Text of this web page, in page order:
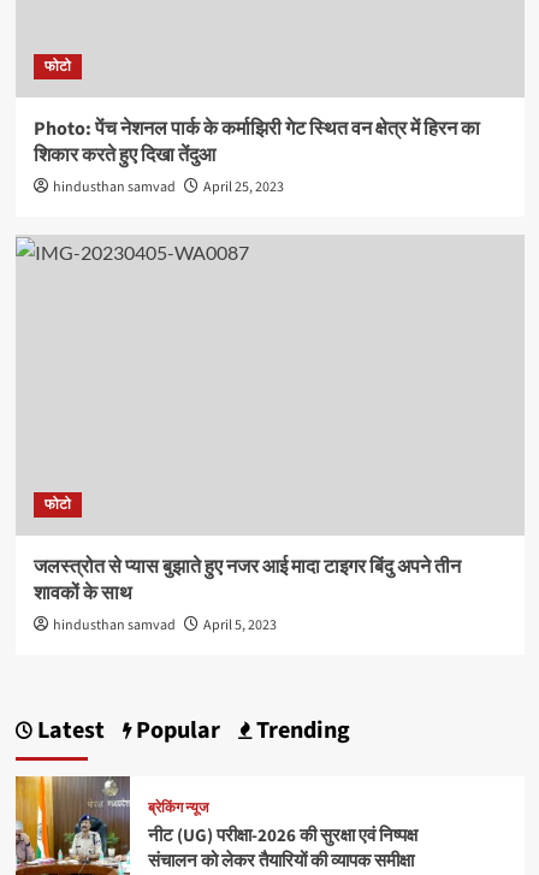
फोटो
Photo: पेंच नेशनल पार्क के कर्माझिरी गेट स्थित वन क्षेत्र में हिरन का
शिकार करते हुए दिखा तेंदुआ
hindusthan samvad April 25, 2023
फोटो
जलस्त्रोत से प्यास बुझाते हुए नजर आई मादा टाइगर बिंदु अपने तीन
शावकों के साथ
hindusthan samvad April 5, 2023
Latest Popular Trending
ब्रेकिंग न्यूज
नीट (UG) परीक्षा-2026 की सुरक्षा एवं निष्पक्ष
संचालन को लेकर तैयारियों की व्यापक समीक्षा